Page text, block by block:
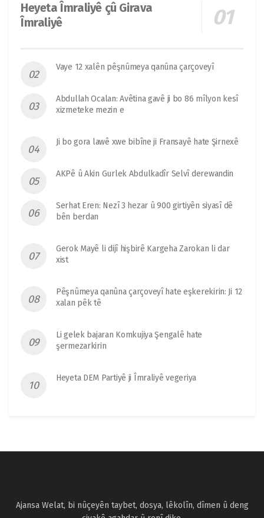
Heyeta Îmraliyê çû Girava
Îmraliyê
Vaye 12 xalên pêşnûmeya qanûna çarçoveyî
Abdullah Ocalan: Avêtina gavê ji bo 86 mîlyon kesî
xizmeteke mezin e
Ji bo gora lawê xwe bibîne ji Fransayê hate Şirnexê
AKPê û Akin Gurlek Abdulkadîr Selvî derewandin
Serhat Eren: Nezî 3 hezar û 900 girtiyên siyasî dê
bên berdan
Gerok Mayê li dijî hişbirê Kargeha Zarokan li dar
xist
Pêşnûmeya qanûna çarçoveyî hate eşkerekirin: Ji 12
xalan pêk tê
Li gelek bajaran Komkujiya Şengalê hate
şermezarkirin
Heyeta DEM Partiyê ji Îmraliyê vegeriya
Ajansa Welat, bi nûçeyên taybet, dosya, lêkolîn, dîmen û deng